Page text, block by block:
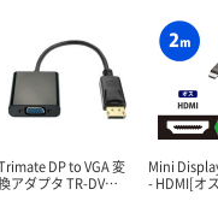
DP to VGA 変
アダプタ TR-DV…
Mini
- HDMI[オ